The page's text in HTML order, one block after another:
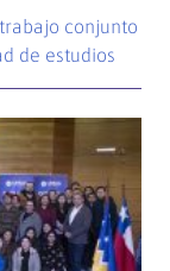
conjunto
de estudios